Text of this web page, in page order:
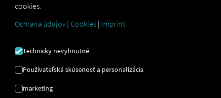
TERÉNNE
Jazdný program: Terén
cookies.
Ochrana údajov | Cookies | Imprint
Technicky nevyhnutné
Používateľská skúsenosť a personalizácia
marketing